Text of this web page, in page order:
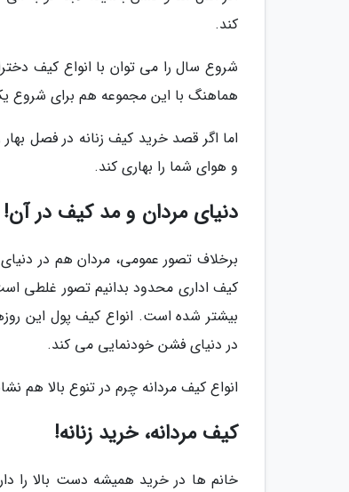
کند.
شروع سال را می توان با انواع کیف
هماهنگ با این مجموعه هم برای
اما اگر قصد خرید کیف زنانه در فصل
و هوای شما را بهاری کند.
دنیای مردان و مد کیف در آن!
برخلاف تصور عمومی، مردان هم در
کیف اداری محدود بدانیم تصور غلطی
بیشتر شده است. انواع کیف پول این
در دنیای فشن خودنمایی می کند.
انواع کیف مردانه چرم در تنوع بالا هم
کیف مردانه، خرید زنانه!
خانم ها در خرید همیشه دست بالا را